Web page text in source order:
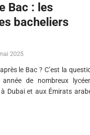
Bac : les
bacheliers
2025
le Bac ? C’est la
de nombreux
Dubai et aux Émirats